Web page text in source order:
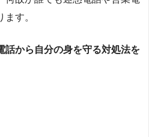
す。
話から自分の身を守る対処法を